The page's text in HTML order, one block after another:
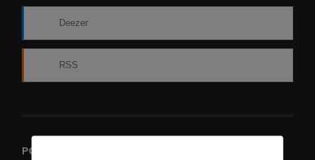
Deezer
RSS
PODCAST-ARCHIV